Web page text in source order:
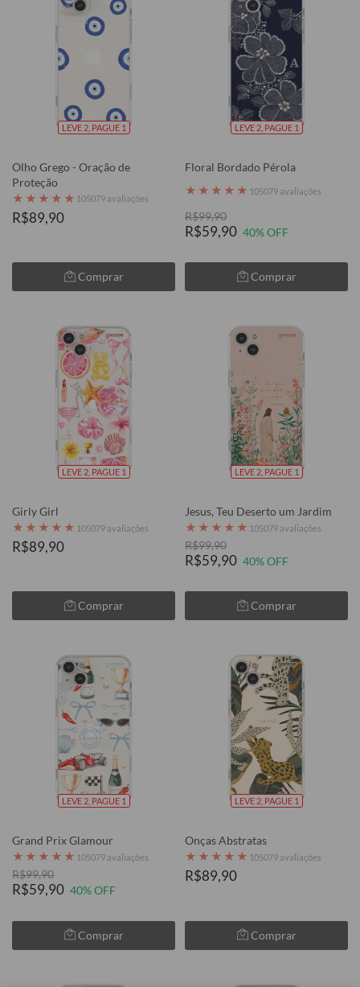
LEVE 2, PAGUE 1
Olho Grego - Oração de
Proteção
★ ★ ★ ★ ★ 105079 avaliações
R$89,90
Comprar
LEVE 2, PAGUE 1
Floral Bordado Pérola
★ ★ ★ ★ ★ 105079 avaliações
R$99,90
R$59,90 40% OFF
Comprar
LEVE 2, PAGUE 1
Girly Girl
★ ★ ★ ★ ★ 105079 avaliações
R$89,90
Comprar
LEVE 2, PAGUE 1
Jesus, Teu Deserto um Jardim
★ ★ ★ ★ ★ 105079 avaliações
R$99,90
R$59,90 40% OFF
Comprar
LEVE 2, PAGUE 1
Grand Prix Glamour
★ ★ ★ ★ ★ 105079 avaliações
R$99,90
R$59,90 40% OFF
Comprar
LEVE 2, PAGUE 1
Onças Abstratas
★ ★ ★ ★ ★ 105079 avaliações
R$89,90
Comprar